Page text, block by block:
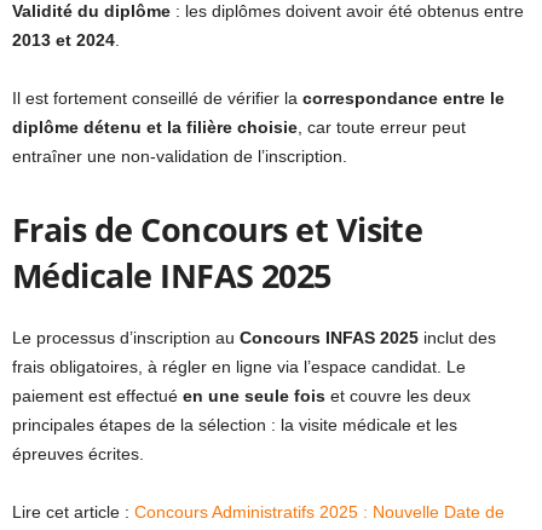
Validité du diplôme : les diplômes doivent avoir été obtenus entre
2013 et 2024.
Il est fortement conseillé de vérifier la correspondance entre le
diplôme détenu et la filière choisie, car toute erreur peut
entraîner une non-validation de l’inscription.
Frais de Concours et Visite
Médicale INFAS 2025
Le processus d’inscription au Concours INFAS 2025 inclut des
frais obligatoires, à régler en ligne via l’espace candidat. Le
paiement est effectué en une seule fois et couvre les deux
principales étapes de la sélection : la visite médicale et les
épreuves écrites.
Lire cet article : Concours Administratifs 2025 : Nouvelle Date de